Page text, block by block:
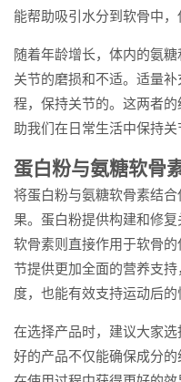
能帮助吸引水分到软骨中，
随着年龄增长，体内的氨
关节的磨损和不适。适量
程，保持关节的。这两者
助我们在日常生活中保持关
蛋白粉与氨糖软骨
将蛋白粉与氨糖软骨素结
果。蛋白粉提供构建和修
软骨素则直接作用于软骨
节提供更加全面的营养支
度，也能有效支持运动后的
在选择产品时，建议大家
好的产品不仅能确保成分